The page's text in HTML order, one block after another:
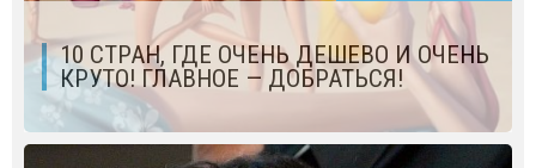
10 СТРАН, ГДЕ ОЧЕНЬ ДЕШЕВО И ОЧЕНЬ
КРУТО! ГЛАВНОЕ — ДОБРАТЬСЯ!